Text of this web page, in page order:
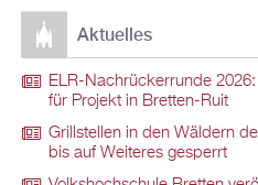
Aktuelles
ELR-Nachrückerrunde
für Projekt in Bretten-Ruit
Grillstellen in den Wäldern
bis auf Weiteres gesperrt